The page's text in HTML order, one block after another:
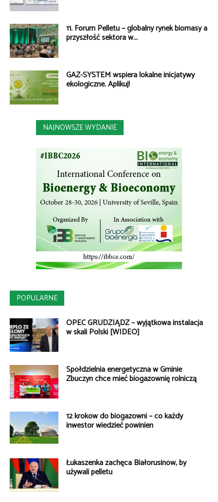
11. Forum Pelletu – globalny rynek biomasy a
przyszłość sektora w...
GAZ-SYSTEM wspiera lokalne inicjatywy
ekologiczne. Aplikuj!
NAJNOWSZE WYDANIE
POPULARNE
OPEC GRUDZIĄDZ – wyjątkowa instalacja
w skali Polski [WIDEO]
Spółdzielnia energetyczna w Gminie
Zbuczyn chce mieć biogazownię rolniczą
12 kroków do biogazowni – co każdy
inwestor wiedzieć powinien
Łukaszenka zachęca Białorusinów, by
używali pelletu